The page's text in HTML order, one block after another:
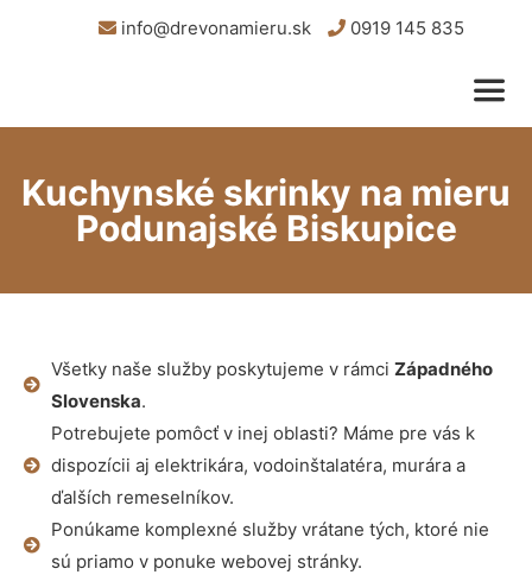
info@drevonamieru.sk 0919 145 835
Kuchynské skrinky na mieru
Podunajské Biskupice
Všetky naše služby poskytujeme v rámci Západného
Slovenska.
Potrebujete pomôcť v inej oblasti? Máme pre vás k
dispozícii aj elektrikára, vodoinštalatéra, murára a
ďalších remeselníkov.
Ponúkame komplexné služby vrátane tých, ktoré nie
sú priamo v ponuke webovej stránky.